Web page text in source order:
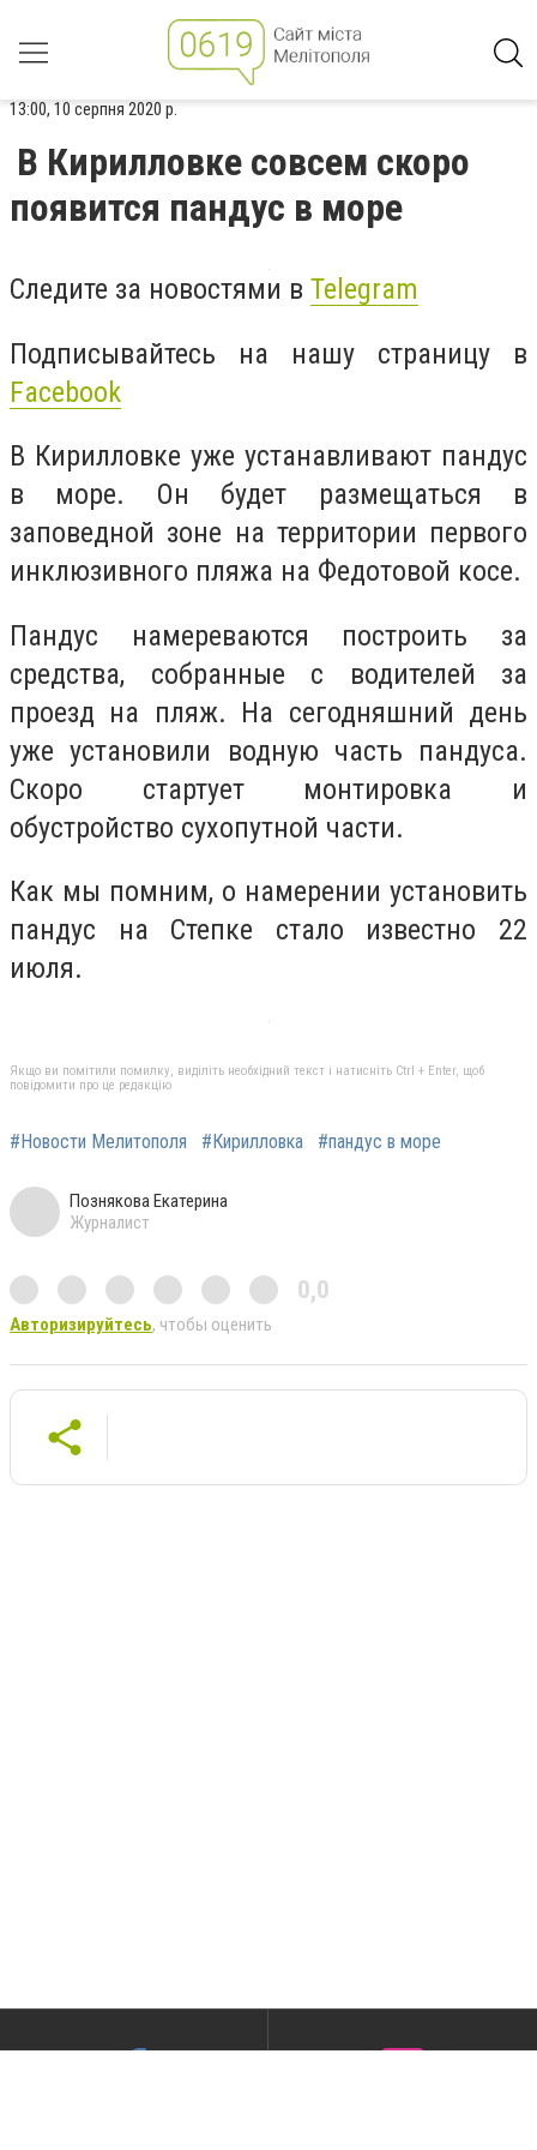
13:00, 10 серпня 2020 р.
В Кирилловке совсем скоро
появится пандус в море
Следите за новостями в Telegram
Подписывайтесь на нашу страницу в
Facebook
В Кирилловке уже устанавливают пандус
в море. Он будет размещаться в
заповедной зоне на территории первого
инклюзивного пляжа на Федотовой косе.
Пандус намереваются построить за
средства, собранные с водителей за
проезд на пляж. На сегодняшний день
уже установили водную часть пандуса.
Скоро стартует монтировка и
обустройство сухопутной части.
Как мы помним, о намерении установить
пандус на Степке стало известно 22
июля.
Якщо ви помітили помилку, виділіть необхідний текст і натисніть Ctrl + Enter, щоб
повідомити про це редакцію
#Новости Мелитополя #Кирилловка #пандус в море
Познякова Екатерина
Журналист
0,0
Авторизируйтесь, чтобы оценить